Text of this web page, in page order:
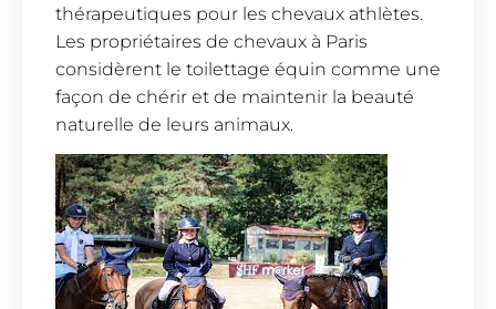
thérapeutiques pour les chevaux athlètes.
Les propriétaires de chevaux à Paris
considèrent le toilettage équin comme une
façon de chérir et de maintenir la beauté
naturelle de leurs animaux.